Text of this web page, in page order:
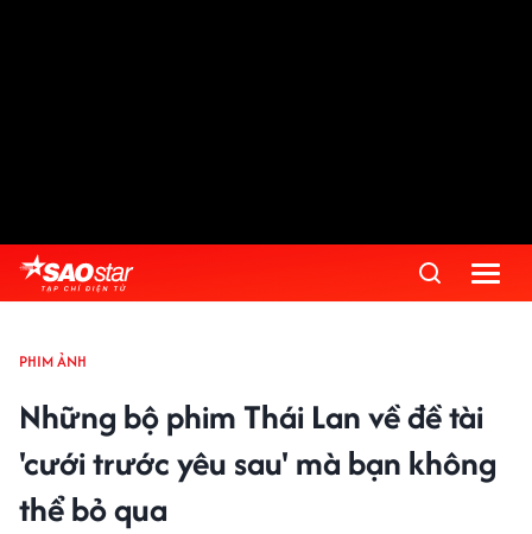
PHIM ẢNH
Những bộ phim Thái Lan về đề tài
'cưới trước yêu sau' mà bạn không
thể bỏ qua